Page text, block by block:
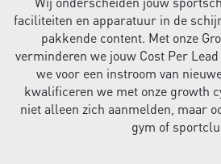
faciliteiten en apparatuur in de
pakkende content. Met onze
verminderen we jouw Cost Per
we voor een instroom van
kwalificeren we met onze growth
niet alleen zich aanmelden, maar
gym of